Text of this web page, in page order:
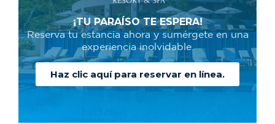
¡TU PARAÍSO TE ESPERA!
Reserva tu estancia ahora y sumérgete en una
experiencia inolvidable.
Haz clic aquí para reservar en línea.